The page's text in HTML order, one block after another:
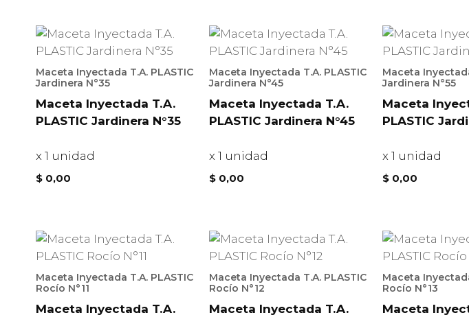
Maceta Inyectada T.A. PLASTIC
Jardinera N°35
Maceta Inyectada T.A.
PLASTIC Jardinera N°35
x 1 unidad
$ 0,00
Maceta Inyectada T.A. PLASTIC
Jardinera N°45
Maceta Inyectada T.A.
PLASTIC Jardinera N°45
x 1 unidad
$ 0,00
Maceta
Jardinera N°55
Maceta
PLASTIC
x 1 unidad
$ 0,00
Maceta Inyectada T.A. PLASTIC
Rocío N°11
Maceta Inyectada T.A.
Maceta Inyectada T.A. PLASTIC
Rocío N°12
Maceta Inyectada T.A.
Maceta
Rocío N°13
Maceta